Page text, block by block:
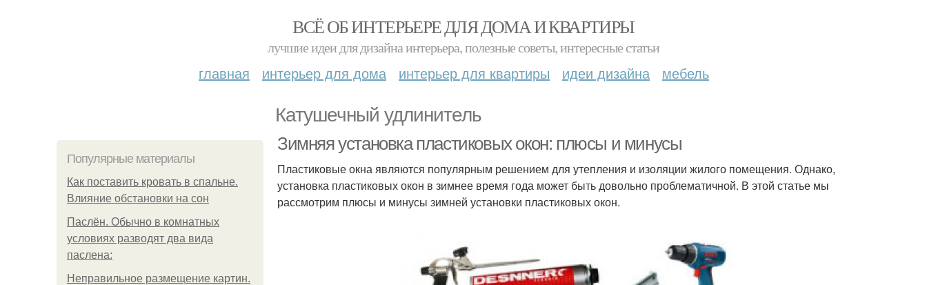
ВСЁ ОБ ИНТЕРЬЕРЕ ДЛЯ ДОМА И КВАРТИРЫ
лучшие идеи для дизайна интерьера, полезные советы, интересные статьи
главная интерьер для дома интерьер для квартиры идеи дизайна мебель
Катушечный удлинитель
Популярные материалы
Как поставить кровать в спальне.
Влияние обстановки на сон
Паслён. Обычно в комнатных
условиях разводят два вида
паслена:
Неправильное размещение картин.
Зимняя установка пластиковых окон: плюсы и минусы
Пластиковые окна являются популярным решением для утепления и изоляции жилого помещения. Однако,
установка пластиковых окон в зимнее время года может быть довольно проблематичной. В этой статье мы
рассмотрим плюсы и минусы зимней установки пластиковых окон.